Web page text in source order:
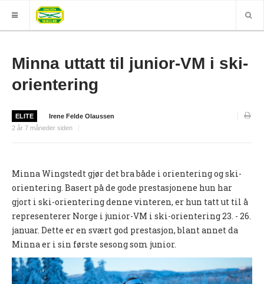
HJEM
GRUPPER
Løpe for Halden SK?
Join Halden?
Støtteapparat
UFO (2.-10. KLASSE)
Minna uttatt til junior-VM i ski-
orientering
ELITE
Irene Felde Olaussen
2 år 7 måneder siden
Minna Wingstedt gjør det bra både i orientering og ski-
orientering. Basert på de gode prestasjonene hun har
gjort i ski-orientering denne vinteren, er hun tatt ut til å
representerer Norge i junior-VM i ski-orientering 23. - 26.
januar. Dette er en svært god prestasjon, blant annet da
Minna er i sin første sesong som junior.